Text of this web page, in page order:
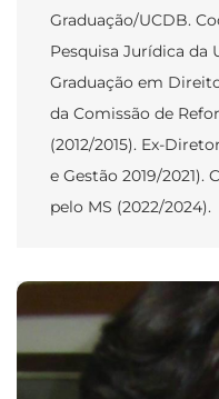
Graduação/UCDB.
Pesquisa Jurídica da
Graduação em
da Comissão de
(2012/2015). Ex-
e Gestão 2019/2021).
pelo MS (2022/2024).